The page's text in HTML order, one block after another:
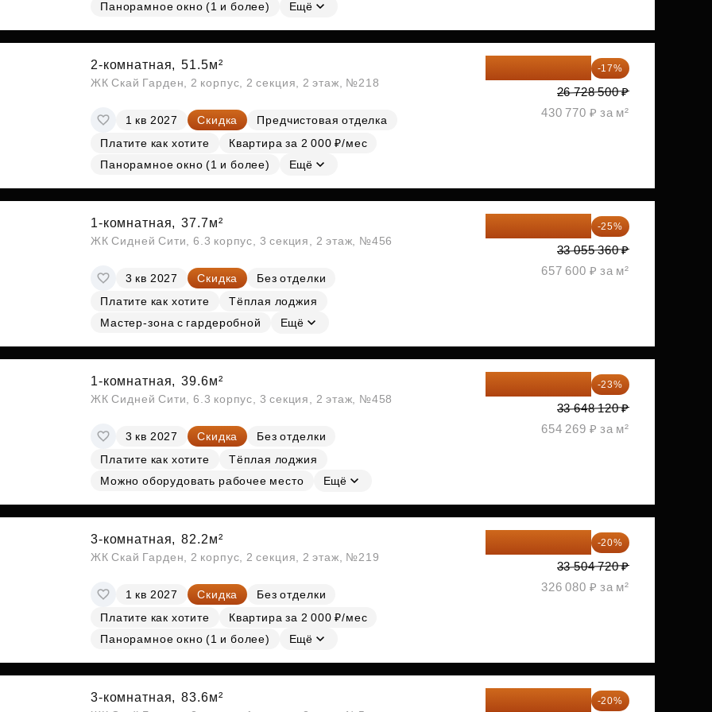
СубсидииПанорамное окно (1 и более)
Ещё
2-комнатная, 51.5м²
ЖК Скай Гарден, 2 корпус, 2 секция, 2 этаж, №218
1 кв 2027 Скидка
Предчистовая отделка
Платите как хотите
Квартира за 2 000 ₽/мес
Панорамное окно (1 и более)
Ещё
-17%
26 728 500 ₽
430 770 ₽ за м²
1-комнатная, 37.7м²
ЖК Сидней Сити, 6.3 корпус, 3 секция, 2 этаж, №456
3 кв 2027 Скидка
Без отделки
Платите как хотите
Тёплая лоджия
Мастер-зона с гардеробной
Ещё
-25%
33 055 360 ₽
657 600 ₽ за м²
1-комнатная, 39.6м²
ЖК Сидней Сити, 6.3 корпус, 3 секция, 2 этаж, №458
3 кв 2027 Скидка
Без отделки
Платите как хотите
Тёплая лоджия
Можно оборудовать рабочее место
Ещё
-23%
33 648 120 ₽
654 269 ₽ за м²
3-комнатная, 82.2м²
ЖК Скай Гарден, 2 корпус, 2 секция, 2 этаж, №219
1 кв 2027 Скидка
Без отделки
Платите как хотите
Квартира за 2 000 ₽/мес
Панорамное окно (1 и более)
Ещё
-20%
33 504 720 ₽
326 080 ₽ за м²
3-комнатная, 83.6м² -20%